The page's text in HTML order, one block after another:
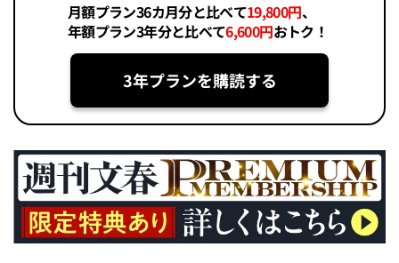
月額プラン36カ月分と比べて19,800円、
年額プラン3年分と比べて6,600円おトク！
3年プランを購読する